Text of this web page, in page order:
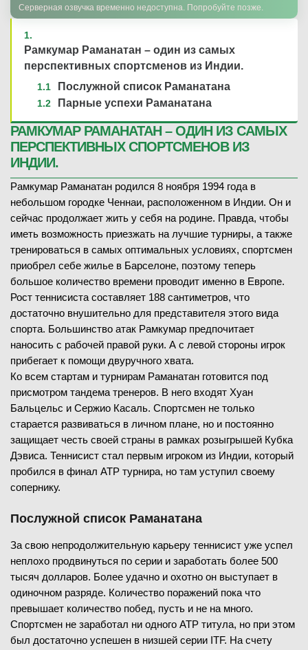
Серверная озвучка временно недоступна. Попробуйте позже.
Рамкумар Раманатан – один из самых
перспективных спортсменов из Индии.
Послужной список Раманатана
Парные успехи Раманатана
РАМКУМАР РАМАНАТАН – ОДИН ИЗ САМЫХ
ПЕРСПЕКТИВНЫХ СПОРТСМЕНОВ ИЗ
ИНДИИ.
Рамкумар Раманатан родился 8 ноября 1994 года в
небольшом городке Ченнаи, расположенном в Индии. Он и
сейчас продолжает жить у себя на родине. Правда, чтобы
иметь возможность приезжать на лучшие турниры, а также
тренироваться в самых оптимальных условиях, спортсмен
приобрел себе жилье в Барселоне, поэтому теперь
большое количество времени проводит именно в Европе.
Рост теннисиста составляет 188 сантиметров, что
достаточно внушительно для представителя этого вида
спорта. Большинство атак Рамкумар предпочитает
наносить с рабочей правой руки. А с левой стороны игрок
прибегает к помощи двуручного хвата.
Ко всем стартам и турнирам Раманатан готовится под
присмотром тандема тренеров. В него входят Хуан
Бальцельс и Сержио Касаль. Спортсмен не только
старается развиваться в личном плане, но и постоянно
защищает честь своей страны в рамках розыгрышей Кубка
Дэвиса. Теннисист стал первым игроком из Индии, который
пробился в финал ATP турнира, но там уступил своему
сопернику.
Послужной список Раманатана
За свою непродолжительную карьеру теннисист уже успел
неплохо продвинуться по серии и заработать более 500
тысяч долларов. Более удачно и охотно он выступает в
одиночном разряде. Количество поражений пока что
превышает количество побед, пусть и не на много.
Спортсмен не заработал ни одного ATP титула, но при этом
был достаточно успешен в низшей серии ITF. На счету